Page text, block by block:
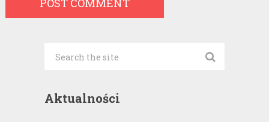
Aktualności